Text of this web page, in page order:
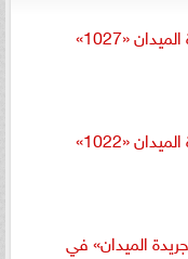
«1027»
«1022»
الميدان» في